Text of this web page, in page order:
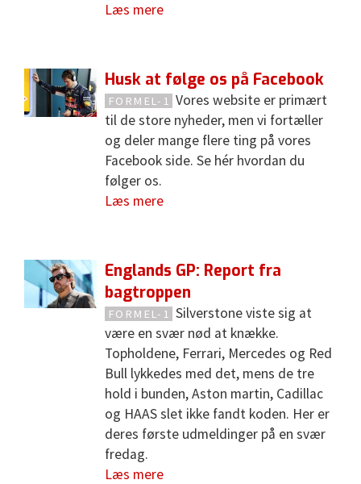
Læs mere
Husk at følge os på Facebook
FORMEL-1 Vores website er primært
til de store nyheder, men vi fortæller
og deler mange flere ting på vores
Facebook side. Se hér hvordan du
følger os.
Læs mere
Englands GP: Report fra
bagtroppen
FORMEL-1 Silverstone viste sig at
være en svær nød at knække.
Topholdene, Ferrari, Mercedes og Red
Bull lykkedes med det, mens de tre
hold i bunden, Aston martin, Cadillac
og HAAS slet ikke fandt koden. Her er
deres første udmeldinger på en svær
fredag.
Læs mere